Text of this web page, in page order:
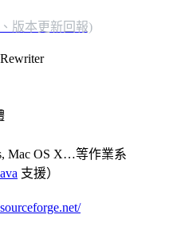
版本更新回報)
Mac OS X…等作業系
支援）